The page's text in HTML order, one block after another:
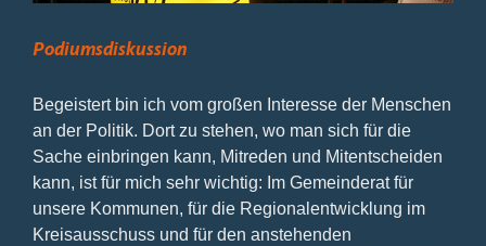
Podiumsdiskussion
Begeistert bin ich vom großen Interesse der Menschen
an der Politik. Dort zu stehen, wo man sich für die
Sache einbringen kann, Mitreden und Mitentscheiden
kann, ist für mich sehr wichtig: Im Gemeinderat für
unsere Kommunen, für die Regionalentwicklung im
Kreisausschuss und für den anstehenden